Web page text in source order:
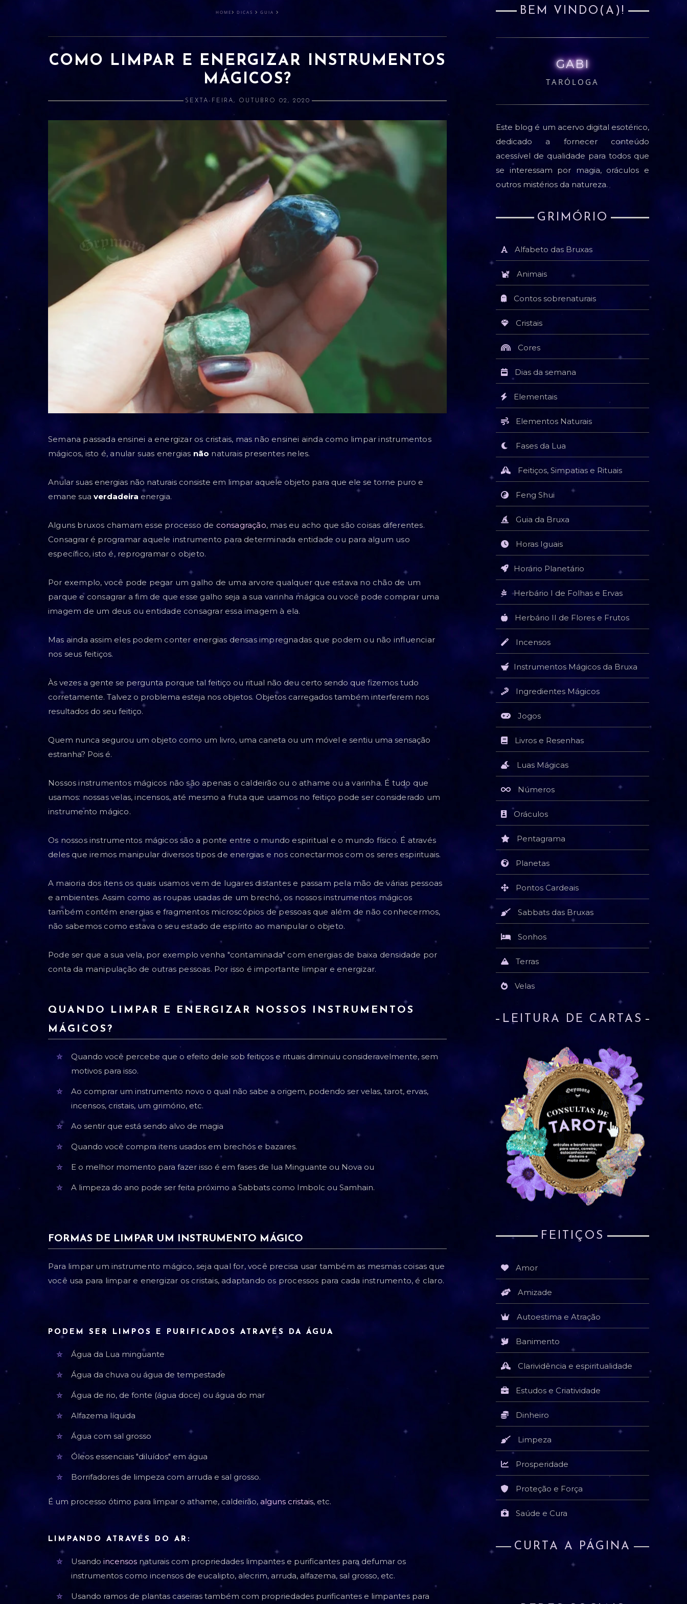
HOME DICAS GUIA
COMO LIMPAR E ENERGIZAR INSTRUMENTOS
MÁGICOS?
SEXTA-FEIRA, OUTUBRO 02, 2020
Semana passada ensinei a energizar os cristais, mas não ensinei ainda como limpar instrumentos
mágicos, isto é, anular suas energias não naturais presentes neles.
Anular suas energias não naturais consiste em limpar aquele objeto para que ele se torne puro e
emane sua verdadeira energia.
Alguns bruxos chamam esse processo de consagração, mas eu acho que são coisas diferentes.
Consagrar é programar aquele instrumento para determinada entidade ou para algum uso
específico, isto é, reprogramar o objeto.
Por exemplo, você pode pegar um galho de uma arvore qualquer que estava no chão de um
parque e consagrar a fim de que esse galho seja a sua varinha mágica ou você pode comprar uma
imagem de um deus ou entidade consagrar essa imagem à ela.
Mas ainda assim eles podem conter energias densas impregnadas que podem ou não influenciar
nos seus feitiços.
Às vezes a gente se pergunta porque tal feitiço ou ritual não deu certo sendo que fizemos tudo
corretamente. Talvez o problema esteja nos objetos. Objetos carregados também interferem nos
resultados do seu feitiço.
Quem nunca segurou um objeto como um livro, uma caneta ou um móvel e sentiu uma sensação
estranha? Pois é.
Nossos instrumentos mágicos não são apenas o caldeirão ou o athame ou a varinha. É tudo que
usamos: nossas velas, incensos, até mesmo a fruta que usamos no feitiço pode ser considerado um
instrumento mágico.
Os nossos instrumentos mágicos são a ponte entre o mundo espiritual e o mundo físico. É através
deles que iremos manipular diversos tipos de energias e nos conectarmos com os seres espirituais.
A maioria dos itens os quais usamos vem de lugares distantes e passam pela mão de várias pessoas
e ambientes. Assim como as roupas usadas de um brechó, os nossos instrumentos mágicos
também contém energias e fragmentos microscópios de pessoas que além de não conhecermos,
não sabemos como estava o seu estado de espírito ao manipular o objeto.
Pode ser que a sua vela, por exemplo venha "contaminada" com energias de baixa densidade por
conta da manipulação de outras pessoas. Por isso é importante limpar e energizar.
QUANDO LIMPAR E ENERGIZAR NOSSOS INSTRUMENTOS
MÁGICOS?
Quando você percebe que o efeito dele sob feitiços e rituais diminuiu consideravelmente, sem
motivos para isso.
Ao comprar um instrumento novo o qual não sabe a origem, podendo ser velas, tarot, ervas,
incensos, cristais, um grimório, etc.
Ao sentir que está sendo alvo de magia
Quando você compra itens usados em brechós e bazares.
E o melhor momento para fazer isso é em fases de lua Minguante ou Nova ou
A limpeza do ano pode ser feita próximo a Sabbats como Imbolc ou Samhain.
FORMAS DE LIMPAR UM INSTRUMENTO MÁGICO
Para limpar um instrumento mágico, seja qual for, você precisa usar também as mesmas coisas que
você usa para limpar e energizar os cristais, adaptando os processos para cada instrumento, é claro.
PODEM SER LIMPOS E PURIFICADOS ATRAVÉS DA ÁGUA
Água da Lua minguante
Água da chuva ou água de tempestade
Água de rio, de fonte (água doce) ou água do mar
Alfazema líquida
Água com sal grosso
Óleos essenciais "diluídos" em água
Borrifadores de limpeza com arruda e sal grosso.
É um processo ótimo para limpar o athame, caldeirão, alguns cristais, etc.
LIMPANDO ATRAVÉS DO AR:
Usando incensos naturais com propriedades limpantes e purificantes para defumar os
instrumentos como incensos de eucalipto, alecrim, arruda, alfazema, sal grosso, etc.
Usando ramos de plantas caseiras também com propriedades purificantes e limpantes para
BEM VINDO(A)!
GABI
TARÓLOGA
Este blog é um acervo digital esotérico,
dedicado a fornecer conteúdo
acessível de qualidade para todos que
se interessam por magia, oráculos e
outros mistérios da natureza.
GRIMÓRIO
Alfabeto das Bruxas
Animais
Contos sobrenaturais
Cristais
Cores
Dias da semana
Elementais
Elementos Naturais
Fases da Lua
Feitiços, Simpatias e Rituais
Feng Shui
Guia da Bruxa
Horas Iguais
Horário Planetário
Herbário I de Folhas e Ervas
Herbário II de Flores e Frutos
Incensos
Instrumentos Mágicos da Bruxa
Ingredientes Mágicos
Jogos
Livros e Resenhas
Luas Mágicas
Números
Oráculos
Pentagrama
Planetas
Pontos Cardeais
Sabbats das Bruxas
Sonhos
Terras
Velas
LEITURA DE CARTAS
FEITIÇOS
Amor
Amizade
Autoestima e Atração
Banimento
Clarividência e espiritualidade
Estudos e Criatividade
Dinheiro
Limpeza
Prosperidade
Proteção e Força
Saúde e Cura
CURTA A PÁGINA